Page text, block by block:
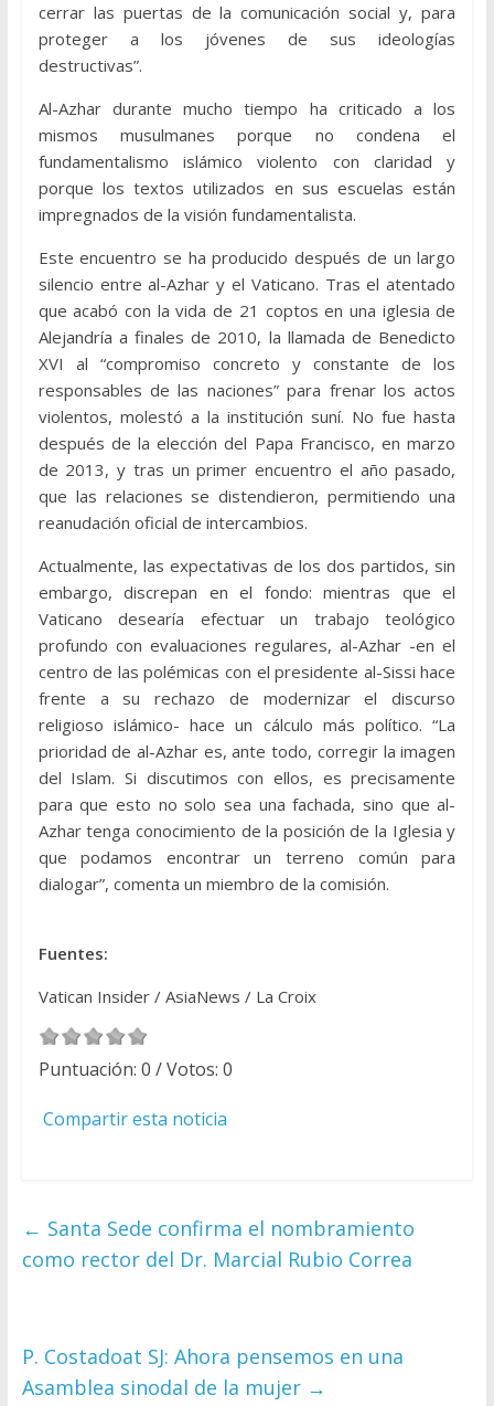
cerrar las puertas de la comunicación social y, para
proteger a los jóvenes de sus ideologías
destructivas”.
Al-Azhar durante mucho tiempo ha criticado a los
mismos musulmanes porque no condena el
fundamentalismo islámico violento con claridad y
porque los textos utilizados en sus escuelas están
impregnados de la visión fundamentalista.
Este encuentro se ha producido después de un largo
silencio entre al-Azhar y el Vaticano. Tras el atentado
que acabó con la vida de 21 coptos en una iglesia de
Alejandría a finales de 2010, la llamada de Benedicto
XVI al “compromiso concreto y constante de los
responsables de las naciones” para frenar los actos
violentos, molestó a la institución suní. No fue hasta
después de la elección del Papa Francisco, en marzo
de 2013, y tras un primer encuentro el año pasado,
que las relaciones se distendieron, permitiendo una
reanudación oficial de intercambios.
Actualmente, las expectativas de los dos partidos, sin
embargo, discrepan en el fondo: mientras que el
Vaticano desearía efectuar un trabajo teológico
profundo con evaluaciones regulares, al-Azhar -en el
centro de las polémicas con el presidente al-Sissi hace
frente a su rechazo de modernizar el discurso
religioso islámico- hace un cálculo más político. “La
prioridad de al-Azhar es, ante todo, corregir la imagen
del Islam. Si discutimos con ellos, es precisamente
para que esto no solo sea una fachada, sino que al-
Azhar tenga conocimiento de la posición de la Iglesia y
que podamos encontrar un terreno común para
dialogar”, comenta un miembro de la comisión.
Fuentes:
Vatican Insider / AsiaNews / La Croix
Puntuación: 0 / Votos: 0
Compartir esta noticia
← Santa Sede confirma el nombramiento
como rector del Dr. Marcial Rubio Correa
P. Costadoat SJ: Ahora pensemos en una
Asamblea sinodal de la mujer →